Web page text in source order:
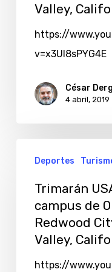
Valley,
https://
v=x3Ul8sPYG4E
César
4 abril, 2019
Deportes
Trimarán
campus de
Redwood
Valley,
https://